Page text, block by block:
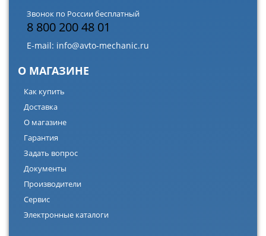
Звонок по России бесплатный
8 800 200 48 01
E-mail: info@avto-mechanic.ru
О МАГАЗИНЕ
Как купить
Доставка
О магазине
Гарантия
Задать вопрос
Документы
Производители
Сервис
Электронные каталоги